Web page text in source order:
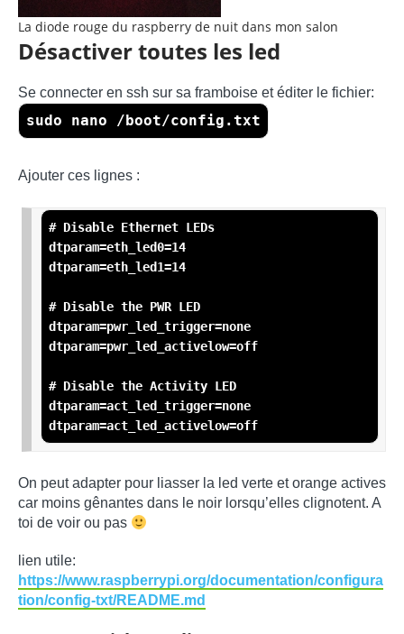
La diode rouge du raspberry de nuit dans mon salon
Désactiver toutes les led
Se connecter en ssh sur sa framboise et éditer le fichier:
sudo nano /boot/config.txt
Ajouter ces lignes :
# Disable Ethernet LEDs
dtparam=eth_led0=14
dtparam=eth_led1=14
# Disable the PWR LED
dtparam=pwr_led_trigger=none
dtparam=pwr_led_activelow=off
# Disable the Activity LED
dtparam=act_led_trigger=none
dtparam=act_led_activelow=off
On peut adapter pour liasser la led verte et orange actives
car moins gênantes dans le noir lorsqu’elles clignotent. A
toi de voir ou pas
lien utile:
https://www.raspberrypi.org/documentation/configura
tion/config-txt/README.md